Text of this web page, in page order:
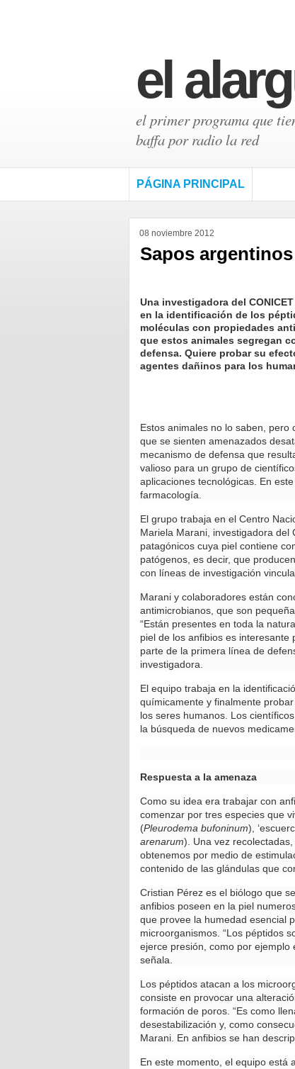
el
el primer programa que
baffa por radio la red
PÁGINA PRINCIPAL
08 noviembre 2012
Sapos
Una investigadora del
en la identificación de los
moléculas con propiedades
que estos animales segregan
defensa. Quiere probar su
agentes dañinos para los
Estos animales no lo saben, pero
que se sienten amenazados
mecanismo de defensa que
valioso para un grupo de
aplicaciones tecnológicas. En
farmacología.
El grupo trabaja en el Centro
Mariela Marani, investigadora del
patagónicos cuya piel contiene
patógenos, es decir, que
con líneas de investigación
Marani y colaboradores están
antimicrobianos, que son
“Están presentes en toda la
piel de los anfibios es
parte de la primera línea de
investigadora.
El equipo trabaja en la
químicamente y finalmente
los seres humanos. Los
la búsqueda de nuevos
Respuesta a la amenaza
Como su idea era trabajar con
comenzar por tres especies que
(Pleurodema bufoninum),
arenarum). Una vez
obtenemos por medio de
contenido de las glándulas que
Cristian Pérez es el biólogo que
anfibios poseen en la piel
que provee la humedad esencial
microorganismos. “Los péptidos
ejerce presión, como por ejemplo
señala.
Los péptidos atacan a los
consiste en provocar una
formación de poros. “Es como
desestabilización y, como
Marani. En anfibios se han
En este momento, el equipo está